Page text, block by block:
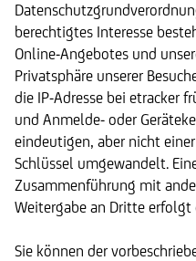
berechtigtes Interesse
Online-Angebotes und
Privatsphäre unserer
die IP-Adresse bei etracker
und Anmelde- oder
eindeutigen, aber nicht
Schlüssel umgewandelt.
Zusammenführung mit
Weitergabe an Dritte erfolgt
Sie können der